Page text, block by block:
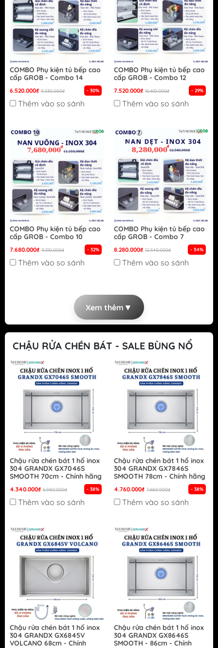
COMBO Phụ kiện tủ bếp cao
cấp GROB - Combo 14
6.520.000₫ 9.330.000₫ - 30%
Thêm vào so sánh
COMBO Phụ kiện tủ bếp cao
cấp GROB - Combo 12
7.520.000₫ 10.610.000₫ - 29%
Thêm vào so sánh
COMBO Phụ kiện tủ bếp cao
cấp GROB - Combo 10
7.680.000₫ 11.310.000₫ - 32%
Thêm vào so sánh
COMBO Phụ kiện tủ bếp cao
cấp GROB - Combo 7
8.280.000₫ 12.540.000₫ - 34%
Thêm vào so sánh
Xem thêm ▼
CHẬU RỬA CHÉN BÁT - SALE BÙNG NỔ
Chậu rửa chén bát 1 hố inox
304 GRANDX GX7046S
SMOOTH 70cm - Chính hãng
4.340.000₫ 6.980.000₫ - 38%
Thêm vào so sánh
Chậu rửa chén bát 1 hố inox
304 GRANDX GX7846S
SMOOTH 78cm - Chính hãng
4.760.000₫ 7.680.000₫ - 38%
Thêm vào so sánh
Chậu rửa chén bát 1 hố inox
304 GRANDX GX6845V
VOLCANO 68cm - Chính
Chậu rửa chén bát 1 hố inox
304 GRANDX GX8646S
SMOOTH - 86cm - Chính